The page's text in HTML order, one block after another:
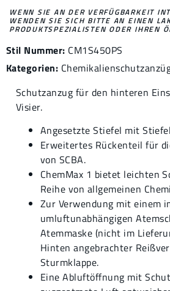
WENN SIE AN DER VERFÜGBARKEIT
WENDEN SIE SICH BITTE AN EINEN
PRODUKTSPEZIALISTEN ODER IHREN
Stil Nummer: CM1S450PS
Kategorien:
Schutzanzug für den hinteren
Visier.
Angesetzte Stiefel mit
Erweitertes Rückenteil für
von SCBA.
ChemMax 1 bietet leichten
Reihe von allgemeinen
Zur Verwendung mit einem
umluftunabhängigen
Atemmaske (nicht im
Hinten angebrachter
Sturmklappe.
Eine Abluftöffnung mit